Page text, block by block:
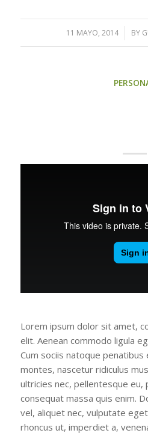
11 MAYO, 2014
/ BY
Lorem ipsum dolor sit amet,
elit. Aenean commodo ligula
Cum sociis natoque
montes, nascetur ridiculus
ultricies nec, pellentesque eu,
consequat massa quis enim.
vel, aliquet nec, vulputate
rhoncus ut, imperdiet a,